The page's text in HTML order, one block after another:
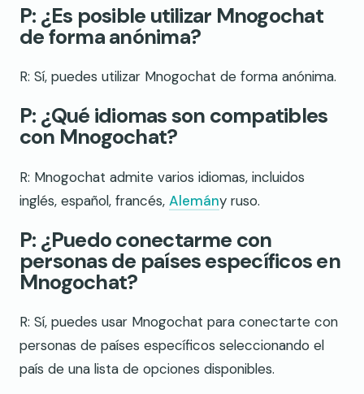
P: ¿Es posible utilizar Mnogochat
de forma anónima?
R: Sí, puedes utilizar Mnogochat de forma anónima.
P: ¿Qué idiomas son compatibles
con Mnogochat?
R: Mnogochat admite varios idiomas, incluidos
inglés, español, francés, Alemány ruso.
P: ¿Puedo conectarme con
personas de países específicos en
Mnogochat?
R: Sí, puedes usar Mnogochat para conectarte con
personas de países específicos seleccionando el
país de una lista de opciones disponibles.